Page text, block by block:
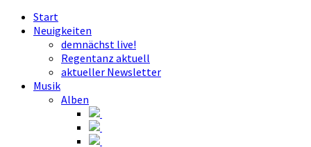
Start
Neuigkeiten
demnächst live!
Regentanz aktuell
aktueller Newsletter
Musik
Alben